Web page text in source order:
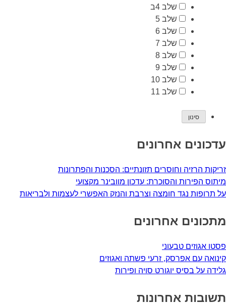
שלב 4ב
שלב 5
שלב 6
שלב 7
שלב 8
שלב 9
שלב 10
שלב 11
עדכונים אחרונים
זריקות הרזיה וחוסרים תזונתיים: הסכנות והפתרונות
מיתוס הפירות והסוכרת: עדכון מוובינר מקצועי
על תרופות נגד חומצה וצרבת והנזק האפשרי לעצמות ולבריאות
מתכונים אחרונים
פסטו אגוזים טבעוני
קינואה עם אפרסק, זרעי פשתה ואגוזים
גלידה על בסיס יוגורט סויה ופירות
תשובות אחרונות